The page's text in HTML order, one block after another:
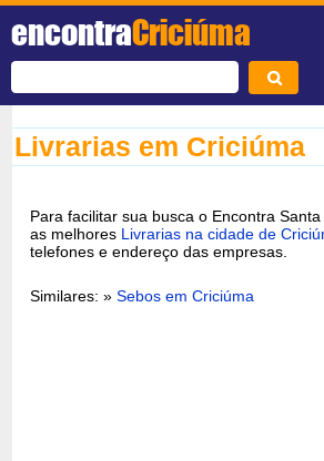
encontraCriciúma
Livrarias em Criciúma
Para facilitar sua busca o Encontra
as melhores Livrarias na cidade de
telefones e endereço das empresas.
Similares: »Sebos em Criciúma